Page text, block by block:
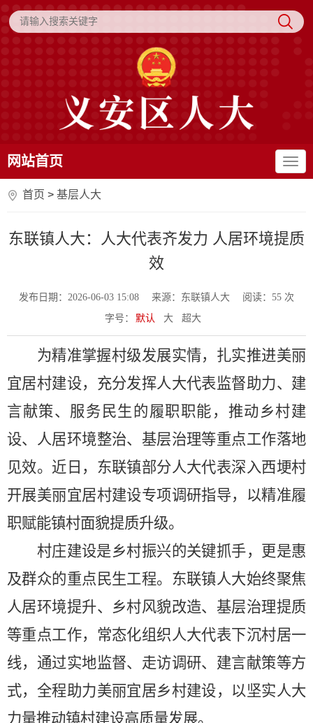
网站首页
首页 > 基层人大
东联镇人大：人大代表齐发力 人居环境提质
效
发布日期：2026-06-03 15:08 来源：东联镇人大 阅读： 55 次
字号：
默认 大 超大
为精准掌握村级发展实情，扎实推进美丽
宜居村建设，充分发挥人大代表监督助力、建
言献策、服务民生的履职职能，推动乡村建
设、人居环境整治、基层治理等重点工作落地
见效。近日，东联镇部分人大代表深入西埂村
开展美丽宜居村建设专项调研指导，以精准履
职赋能镇村面貌提质升级。
村庄建设是乡村振兴的关键抓手，更是惠
及群众的重点民生工程。东联镇人大始终聚焦
人居环境提升、乡村风貌改造、基层治理提质
等重点工作，常态化组织人大代表下沉村居一
线，通过实地监督、走访调研、建言献策等方
式，全程助力美丽宜居乡村建设，以坚实人大
力量推动镇村建设高质量发展。